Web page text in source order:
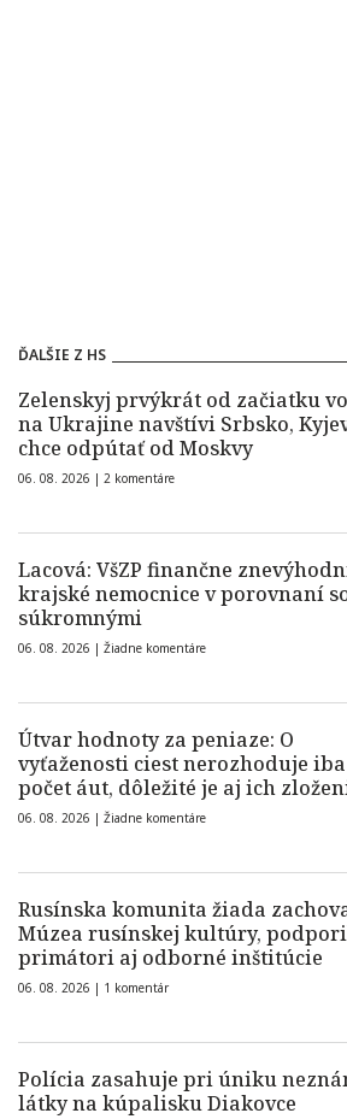
ĎALŠIE Z HS
Zelenskyj prvýkrát od začiatku
na Ukrajine navštívi Srbsko,
chce odpútať od Moskvy
06. 08. 2026 | 2 komentáre
Lacová: VšZP finančne
krajské nemocnice v porovnaní
súkromnými
06. 08. 2026 | Žiadne komentáre
Útvar hodnoty za peniaze: O
vyťaženosti ciest nerozhoduje iba
počet áut, dôležité je aj ich
06. 08. 2026 | Žiadne komentáre
Rusínska komunita žiada
Múzea rusínskej kultúry,
primátori aj odborné inštitúcie
06. 08. 2026 | 1 komentár
Polícia zasahuje pri úniku
látky na kúpalisku Diakovce